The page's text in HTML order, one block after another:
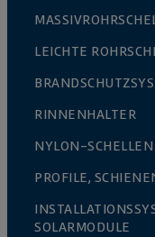
LEICHTE
RINNENHALTER
NYLON-SCHELLEN
PROFILE,
SOLARMODULE